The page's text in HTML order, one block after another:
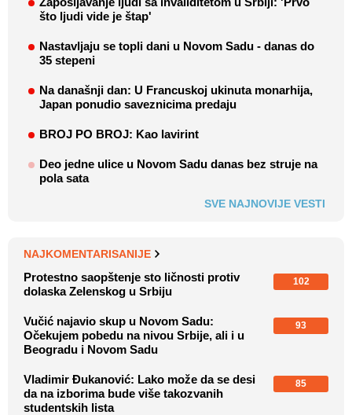
što ljudi vide je štap'
Nastavljaju se topli dani u Novom Sadu - danas do
35 stepeni
Na današnji dan: U Francuskoj ukinuta monarhija,
Japan ponudio saveznicima predaju
BROJ PO BROJ: Kao lavirint
Deo jedne ulice u Novom Sadu danas bez struje na
pola sata
SVE NAJNOVIJE VESTI
NAJKOMENTARISANIJE
Protestno saopštenje sto ličnosti protiv
dolaska Zelenskog u Srbiju
102
Vučić najavio skup u Novom Sadu:
Očekujem pobedu na nivou Srbije, ali i u
Beogradu i Novom Sadu
93
Vladimir Đukanović: Lako može da se desi
da na izborima bude više takozvanih
studentskih lista
85